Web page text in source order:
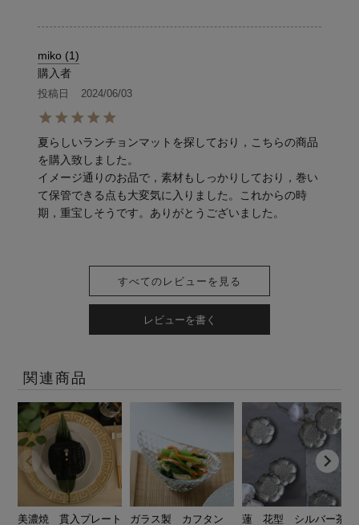
miko 1
購入者
投稿日 2024/06/03
夏らしいランチョンマットを探しており，こちらの商品
を購入致しました。
イメージ通りのお品で，素材もしっかりしており，巻い
て保管できる点も大変気に入りました。これからの時
期，重宝しそうです。ありがとうございました。
すべてのレビューを見る
レビューを書く
関連商品
美濃焼 貫入プレート
ガラス製 カフタン
蓮 花型 シルバー茶